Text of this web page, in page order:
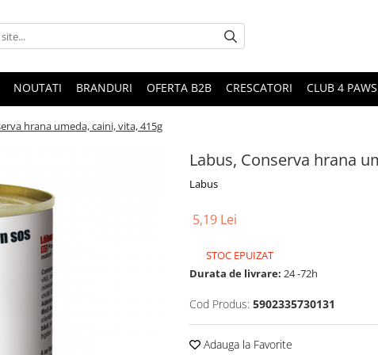
NOUTATI BRANDURI OFERTA B2B CRESCATORI CLUB 4 PAWS
hrana umeda, caini, vita, 415g
Labus, Conserva hrana
Labus
5,19 Lei
STOC EPUIZAT
Durata de livrare: 24 -72h
Cod Produs: 5902335730131
Adauga la Favorite